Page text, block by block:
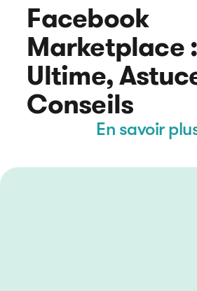
Facebook
Marketplace
Ultime,
Conseils
En savoir